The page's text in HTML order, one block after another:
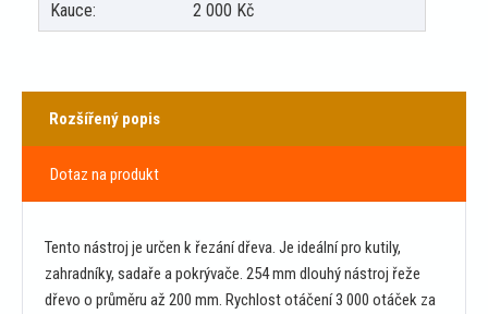
Kauce:
2 000 Kč
Rozšířený popis
Dotaz na produkt
Tento nástroj je určen k řezání dřeva. Je ideální pro kutily,
zahradníky, sadaře a pokrývače. 254 mm dlouhý nástroj řeže
dřevo o průměru až 200 mm. Rychlost otáčení 3 000 otáček za